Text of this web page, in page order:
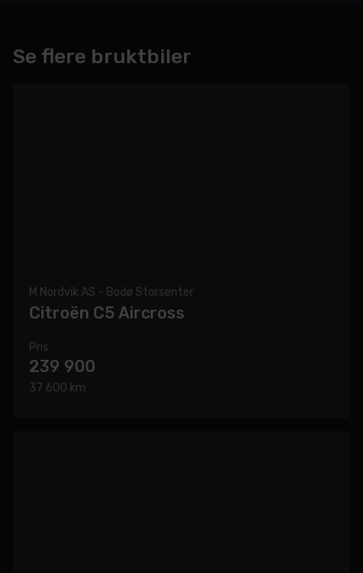
Se flere bruktbiler
M Nordvik AS - Bodø Storsenter
Citroën C5 Aircross
Pris
239 900
37 600 km